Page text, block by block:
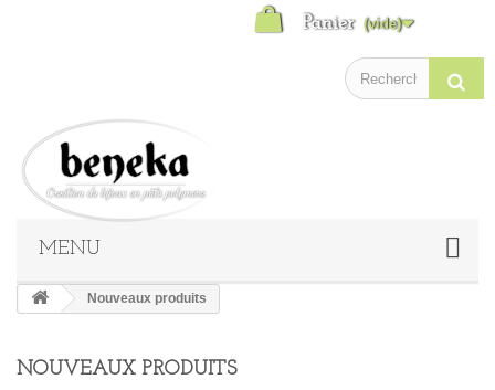
Panier (vide)
MENU
Nouveaux produits
NOUVEAUX PRODUITS